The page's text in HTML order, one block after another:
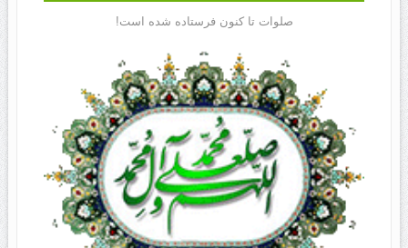
صلوات تا کنون فرستاده شده است!